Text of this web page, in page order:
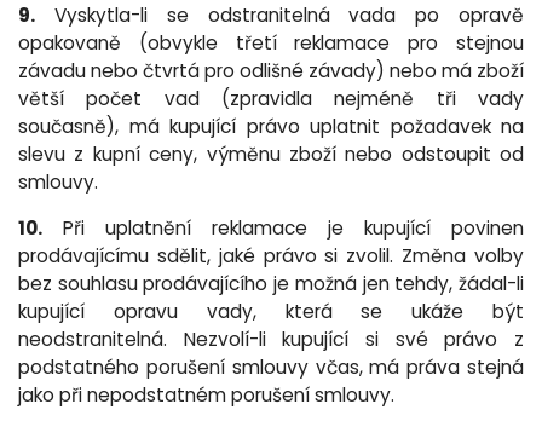
9. Vyskytla-li se odstranitelná vada po opravě
opakovaně (obvykle třetí reklamace pro stejnou
závadu nebo čtvrtá pro odlišné závady) nebo má zboží
větší počet vad (zpravidla nejméně tři vady
současně), má kupující právo uplatnit požadavek na
slevu z kupní ceny, výměnu zboží nebo odstoupit od
smlouvy.
10. Při uplatnění reklamace je kupující povinen
prodávajícímu sdělit, jaké právo si zvolil. Změna volby
bez souhlasu prodávajícího je možná jen tehdy, žádal-li
kupující opravu vady, která se ukáže být
neodstranitelná. Nezvolí-li kupující si své právo z
podstatného porušení smlouvy včas, má práva stejná
jako při nepodstatném porušení smlouvy.